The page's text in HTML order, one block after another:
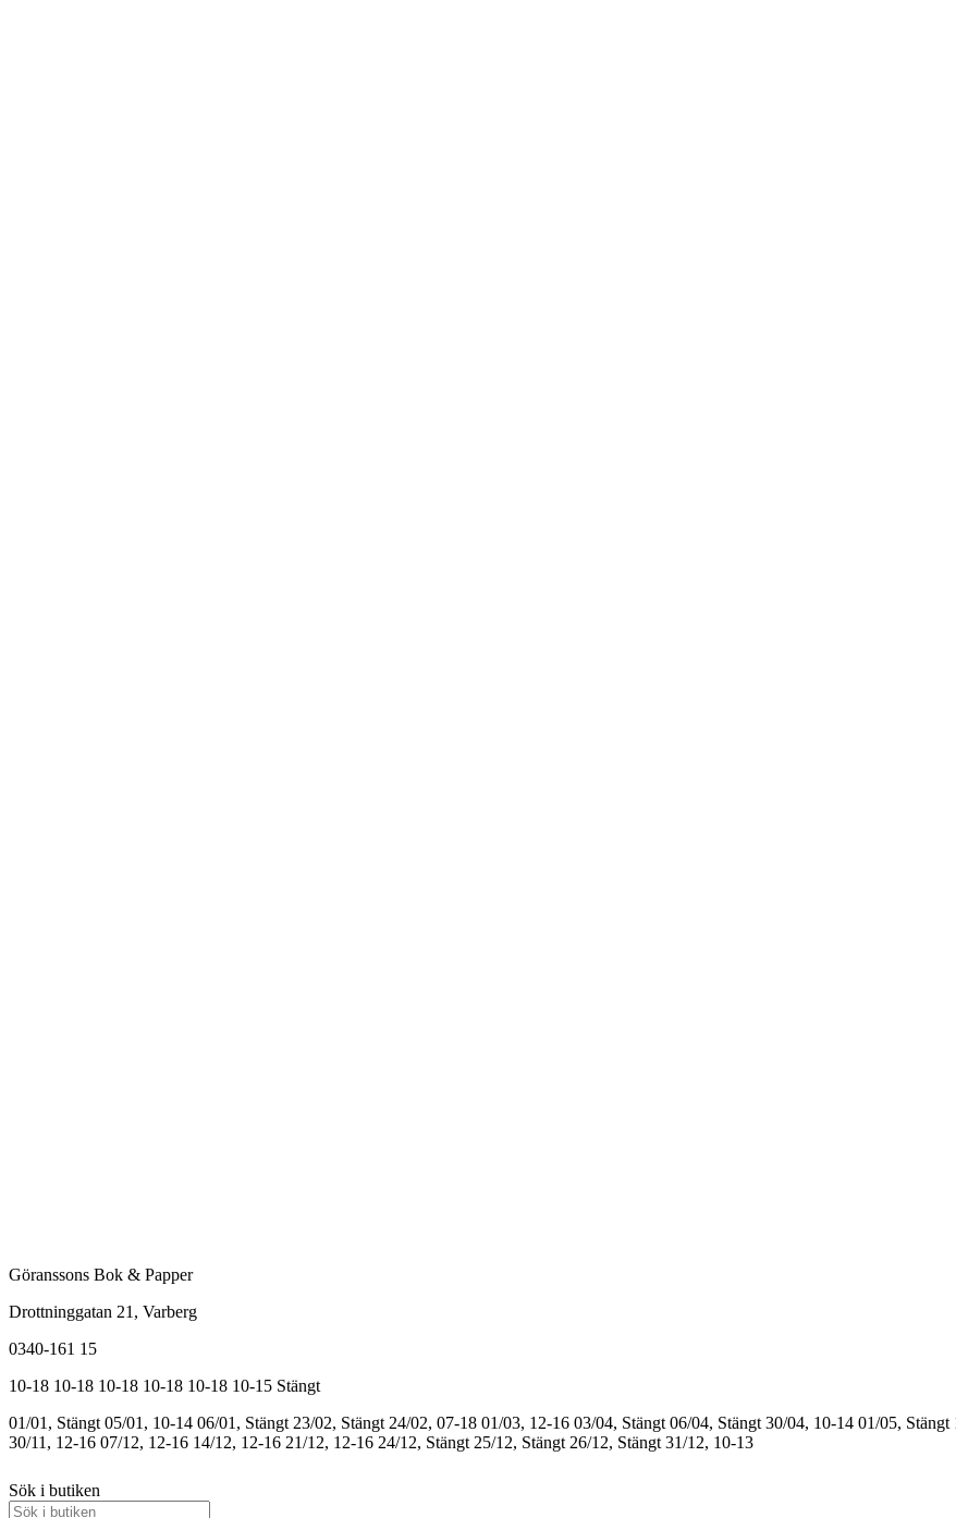
Göranssons Bok & Papper
Drottninggatan 21 , Varberg
0340-161 15
10-18 10-18 10-18 10-18 10-18 10-15 Stängt
01/01, Stängt 05/01, 10-14 06/01, Stängt 23/02, Stängt 24/02, 07-18 01/03, 12-16 03/04, Stängt 06/04, Stängt 30/04, 10-14 01/05, Stängt
30/11, 12-16 07/12, 12-16 14/12, 12-16 21/12, 12-16 24/12, Stängt 25/12, Stängt 26/12, Stängt 31/12, 10-13
Sök i butiken